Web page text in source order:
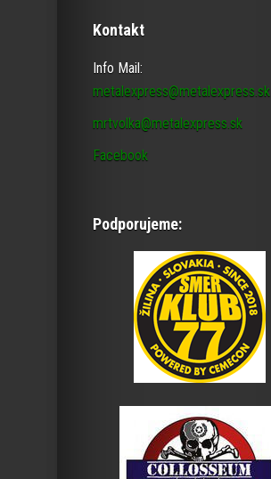
Kontakt
Info Mail:
metalexpress@metalexpress.sk
mrtvolka@metalexpress.sk
Facebook
Podporujeme: